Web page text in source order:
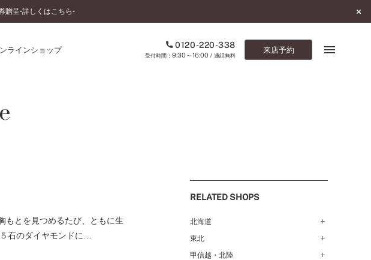
贈呈-詳しくはこちら-
ラインショップ 0120-220-338
9:30～16:00/ 通話無料
来店予約
とは
は
ングとは
STORIES
ブログ
0120-220-338
カタログ請求
お問い合わせ
とを見つめるたび、ともに生
石のダイヤモンドに…
RELATED SHOPS
北海道
札幌店（134）
函館店（180）
東北
弘前パークホテル店（180）
甲信越・北陸